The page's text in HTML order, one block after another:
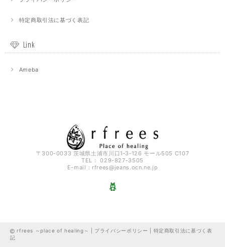
特定商取引法に基づく表記
Link
Ameba
〒300-0033 茨城県土浦市川口1‐3‐126 モール505 C107
TEL： 029-827-3505
E-mail： rfrees@jeans.ocn.ne.jp
rfrees ～place of healing～ | プライバシーポリシー
特定商取引法に基づく表
記